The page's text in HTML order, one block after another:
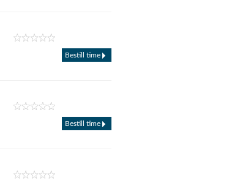
Bestill time
Bestill time